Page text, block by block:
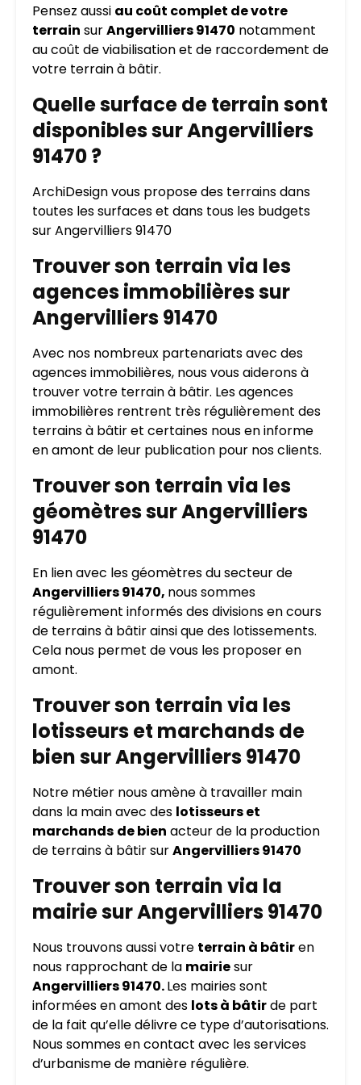
Pensez aussi au coût complet de votre
terrain surAngervilliers 91470 notamment
au coût de viabilisation et de raccordement de
votre terrain à bâtir.
Quelle surface de terrain sont
disponibles sur Angervilliers
91470 ?
ArchiDesign vous propose des terrains dans
toutes les surfaces et dans tous les budgets
sur Angervilliers 91470
Trouver son terrain via les
agences immobilières sur
Angervilliers 91470
Avec nos nombreux partenariats avec des
agences immobilières, nous vous aiderons à
trouver votre terrain à bâtir. Les agences
immobilières rentrent très régulièrement des
terrains à bâtir et certaines nous en informe
en amont de leur publication pour nos clients.
Trouver son terrain via les
géomètres sur Angervilliers
91470
En lien avec les géomètres du secteur de
Angervilliers 91470, nous sommes
régulièrement informés des divisions en cours
de terrains à bâtir ainsi que des lotissements.
Cela nous permet de vous les proposer en
amont.
Trouver son terrain via les
lotisseurs et marchands de
bien sur Angervilliers 91470
Notre métier nous amène à travailler main
dans la main avec des lotisseurs et
marchands de bien acteur de la production
de terrains à bâtir surAngervilliers 91470
Trouver son terrain via la
mairie sur Angervilliers 91470
Nous trouvons aussi votre terrain à bâtiren
nous rapprochant de la mairiesur
Angervilliers 91470.Les mairies sont
informées en amont des lots à bâtirde part
de la fait qu’elle délivre ce type d’autorisations.
Nous sommes en contact avec les services
d’urbanisme de manière régulière.